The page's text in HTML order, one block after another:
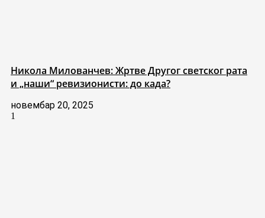
Никола Милованчев: Жртве Другог светског рата
и „наши“ ревизионисти: до када?
новембар 20, 2025